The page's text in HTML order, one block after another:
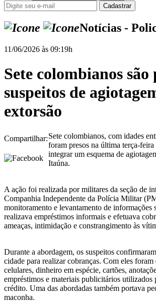
Notícias -
11/06/2026 às 09:19h
Sete colombianos são
suspeitos de
extorsão
Compartilhar:Sete colombianos, com idades
foram presos na última terça-
integrar um esquema de
Itaúna.
A ação foi realizada por militares da seção de
Companhia Independente da Polícia Militar
monitoramento e levantamento de informações
realizava empréstimos informais e efetuava
ameaças, intimidação e constrangimento às
Durante a abordagem, os suspeitos
cidade para realizar cobranças. Com eles foram
celulares, dinheiro em espécie, cartões,
empréstimos e materiais publicitários utilizados
crédito. Uma das abordadas também portava
maconha.